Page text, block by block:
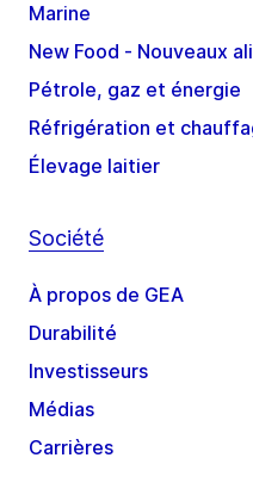
Marine
New Food - Nouveaux
Pétrole, gaz et énergie
Réfrigération et
Élevage laitier
Société
À propos de GEA
Durabilité
Investisseurs
Médias
Carrières